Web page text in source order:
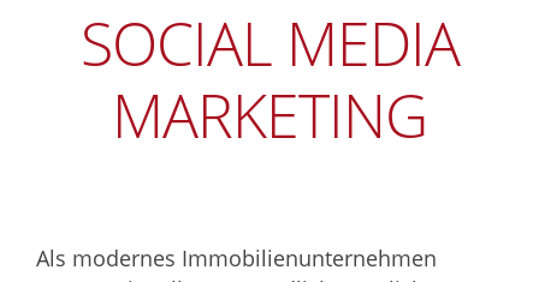
SOCIAL MEDIA
MARKETING
Als modernes Immobilienunternehmen